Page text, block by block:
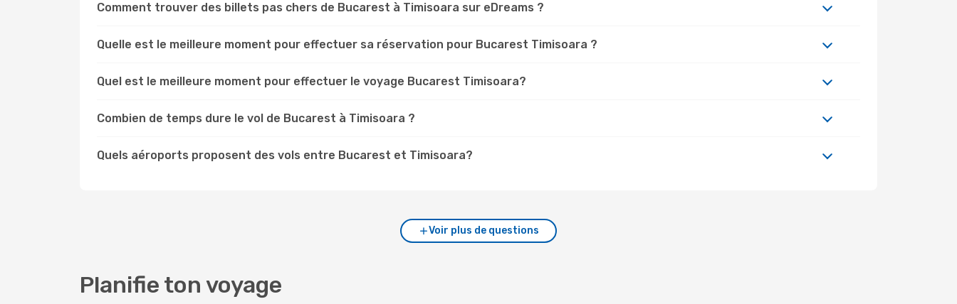
Comment trouver des billets pas chers de Bucarest à Timisoara sur eDreams ?
Quelle est le meilleure moment pour effectuer sa réservation pour Bucarest Timisoara ?
Quel est le meilleure moment pour effectuer le voyage Bucarest Timisoara?
Combien de temps dure le vol de Bucarest à Timisoara ?
Quels aéroports proposent des vols entre Bucarest et Timisoara?
Voir plus de questions
Planifie ton voyage